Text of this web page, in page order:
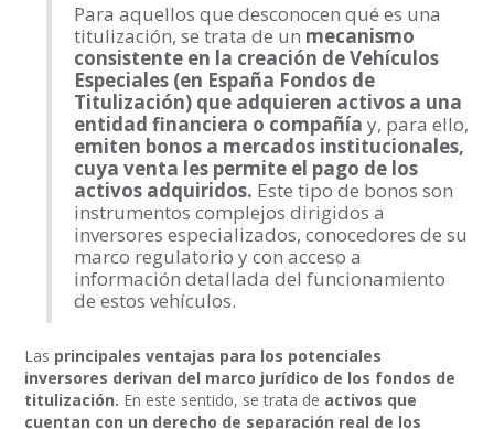
Para aquellos que desconocen qué es una
titulización, se trata de un mecanismo
consistente en la creación de Vehículos
Especiales (en España Fondos de
Titulización) que adquieren activos a una
entidad financiera o compañía y, para ello,
emiten bonos a mercados institucionales,
cuya venta les permite el pago de los
activos adquiridos. Este tipo de bonos son
instrumentos complejos dirigidos a
inversores especializados, conocedores de su
marco regulatorio y con acceso a
información detallada del funcionamiento
de estos vehículos.
Las principales ventajas para los potenciales
inversores derivan del marco jurídico de los fondos de
titulización. En este sentido, se trata de activos que
cuentan con un derecho de separación real de los